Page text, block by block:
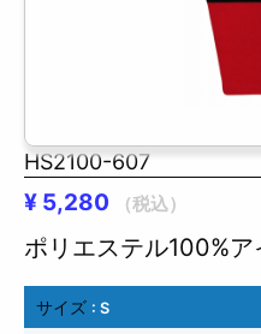
HS2100-607
¥ 5,280 （税込）
ポリエステル100%
サイズ : S